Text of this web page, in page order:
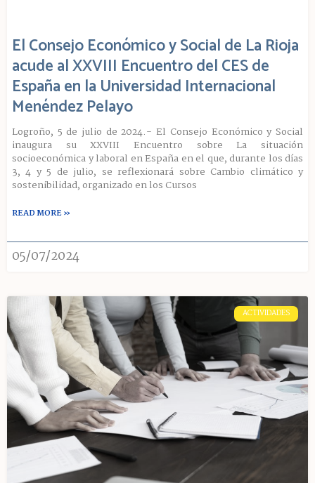
El Consejo Económico y Social de La Rioja
acude al XXVIII Encuentro del CES de
España en la Universidad Internacional
Menéndez Pelayo
Logroño, 5 de julio de 2024.- El Consejo Económico y Social
inaugura su XXVIII Encuentro sobre La situación
socioeconómica y laboral en España en el que, durante los días
3, 4 y 5 de julio, se reflexionará sobre Cambio climático y
sostenibilidad, organizado en los Cursos
READ MORE »
05/07/2024
ACTIVIDADES